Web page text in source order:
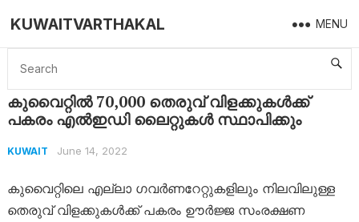
KUWAITVARTHAKAL MENU
Home Kuwait കുവൈറ്റിൽ 70,000 തെരുവ് വിളക്കുകൾക്ക് പകരം എൽഇഡി ലൈറ്റുകൾ സ്ഥാപിക്കും
കുവൈറ്റിൽ 70,000 തെരുവ് വിളക്കുകൾക്ക്
പകരം എൽഇഡി ലൈറ്റുകൾ സ്ഥാപിക്കും
KUWAIT June 14, 2022
കുവൈറ്റിലെ എല്ലാ ഗവർണറേറ്റുകളിലും നിലവിലുള്ള
തെരുവ് വിളക്കുകൾക്ക് പകരം ഊർജ്ജ സംരക്ഷണ